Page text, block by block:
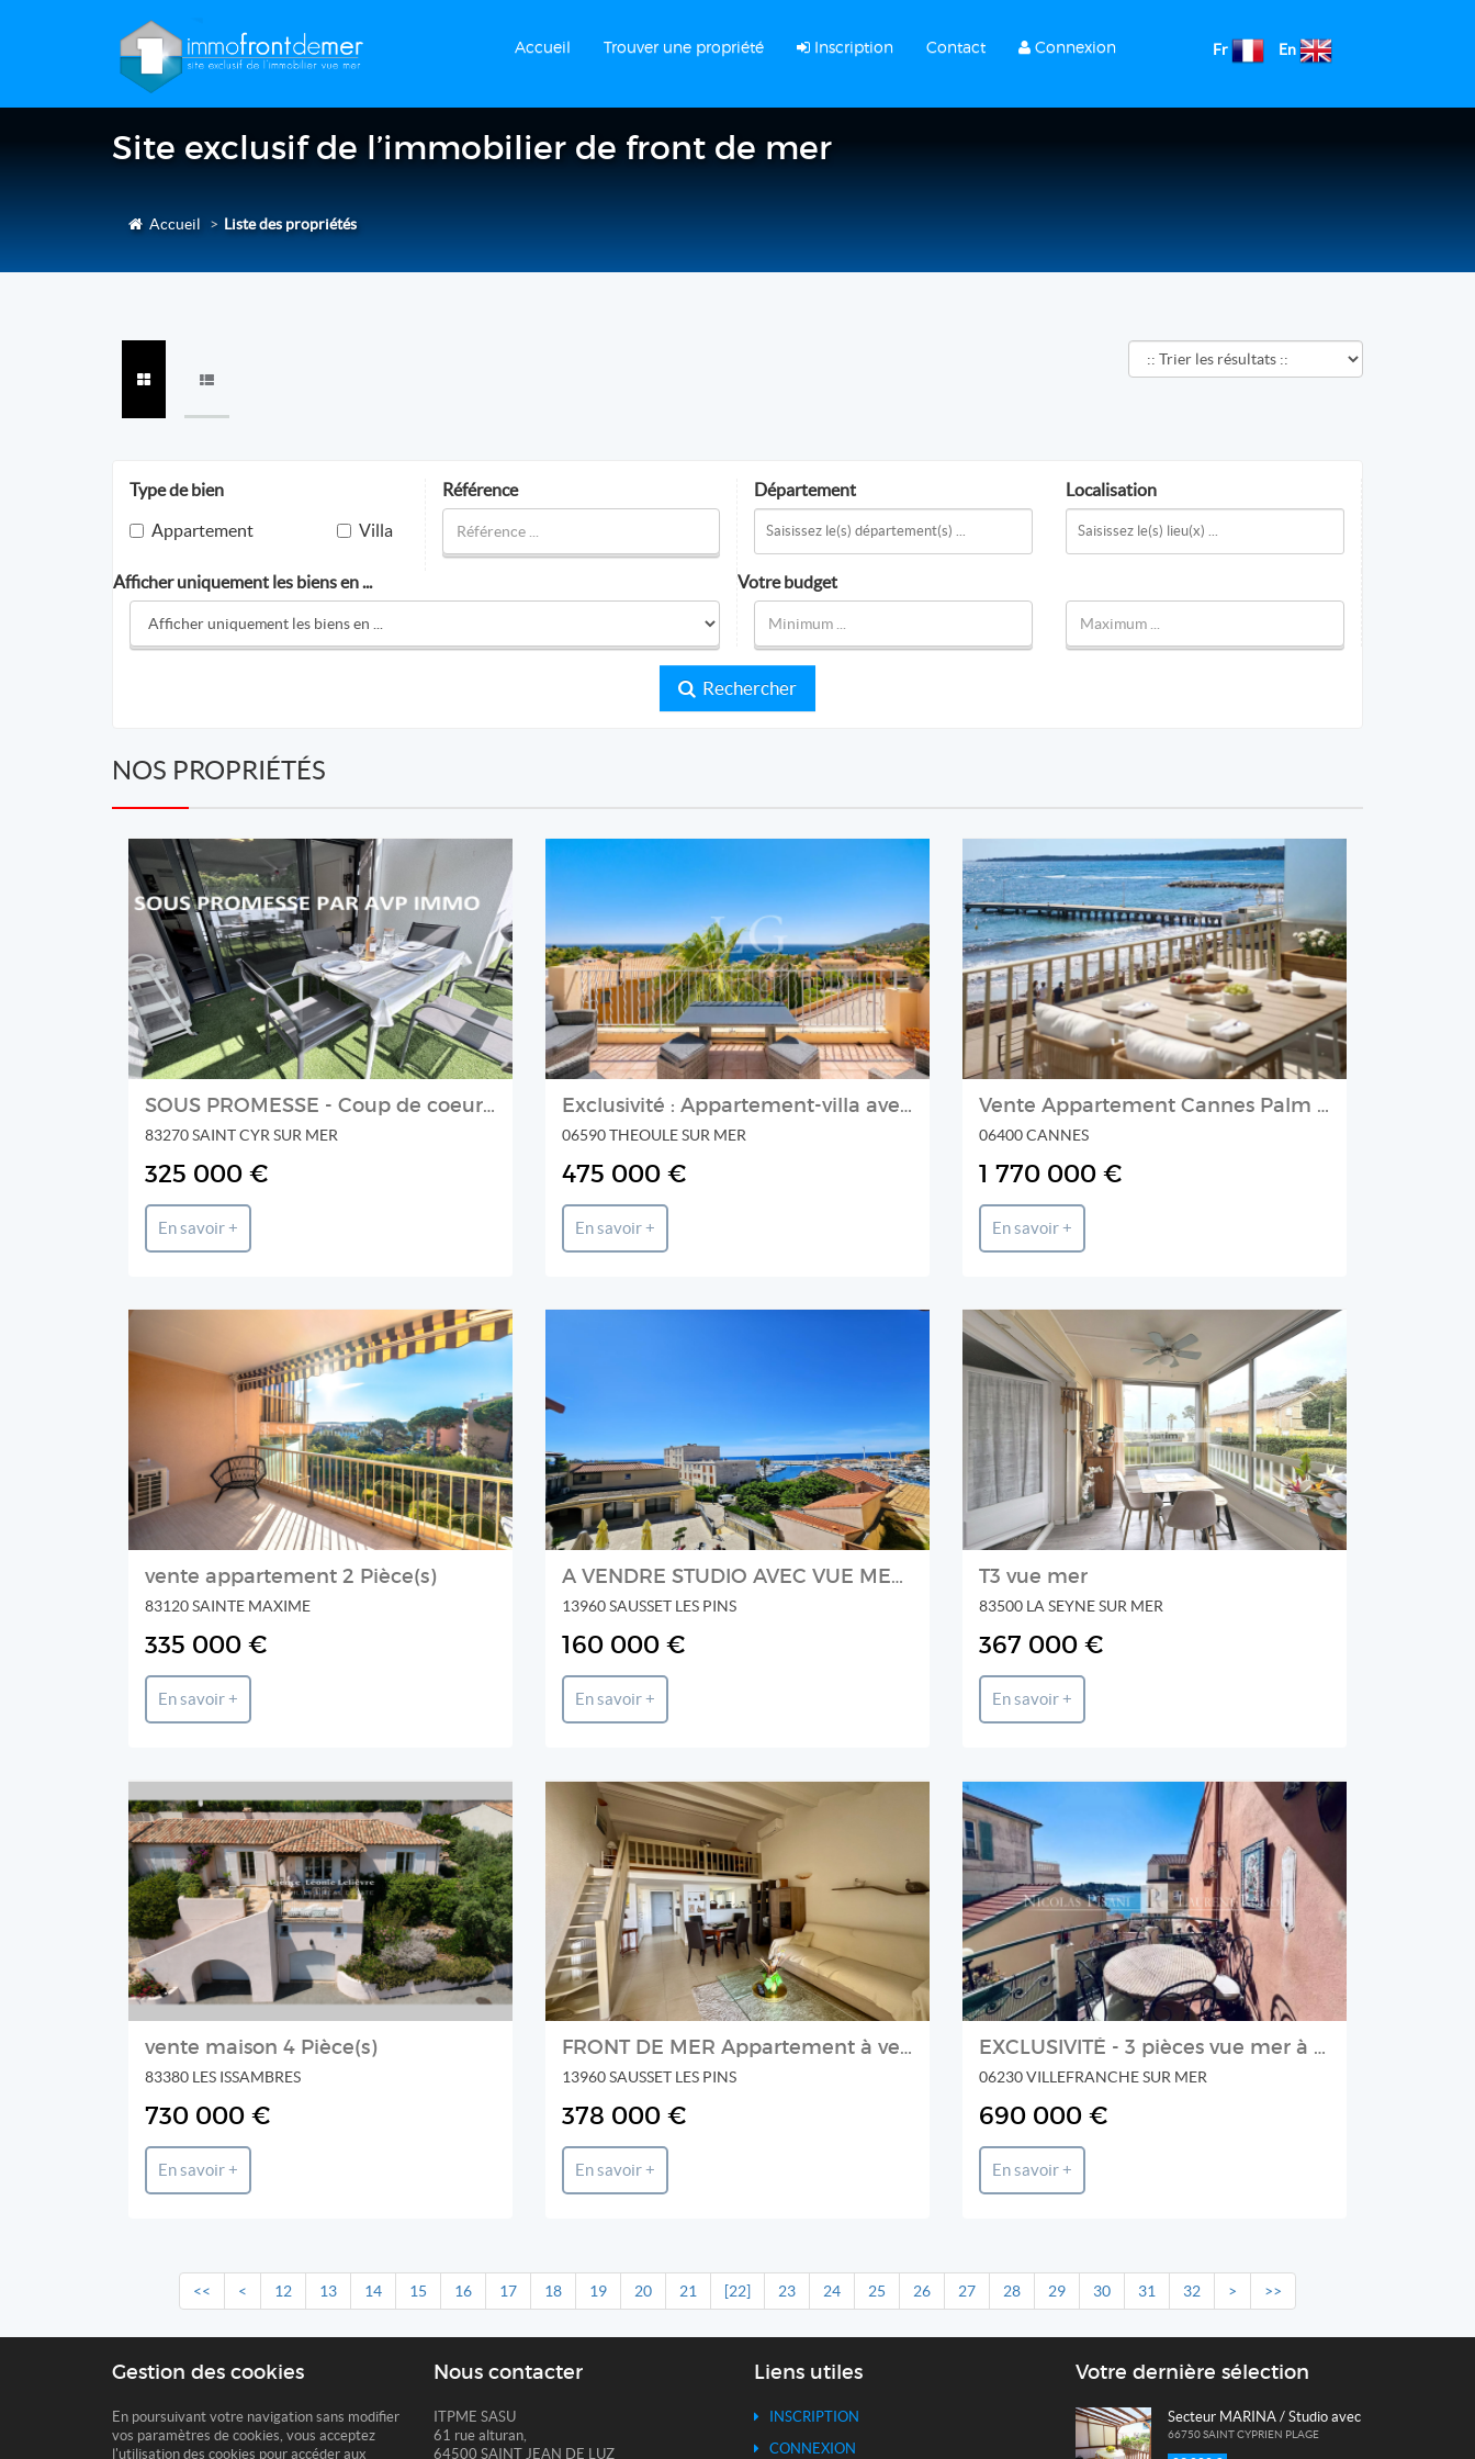
Accueil Trouver une propriété Inscription Contact Connexion Fr En
Site exclusif de l’immobilier de front de mer
Accueil Liste des propriétés
Type de bien
Appartement Villa
Référence Département Localisation
Afficher uniquement les biens en ... Votre budget
Rechercher
NOS PROPRIÉTÉS
AVP IMMO
SOUS PROMESSE - Coup de coeur : A VENDRE T2 dernier étage + p
83270 SAINT CYR SUR MER
325 000 €
En savoir +
LG PRESTIGE IMMOBILIER
Exclusivité : Appartement-villa avec vue mer panoramique à Théou
06590 THEOULE SUR MER
475 000 €
En savoir +
Fine & Country
Vente Appartement Cannes Palm Beach
06400 CANNES
1 770 000 €
En savoir +
STIL IMMOBILIER
vente appartement 2 Pièce(s)
83120 SAINTE MAXIME
335 000 €
En savoir +
A VENDRE STUDIO AVEC VUE MER DANS LE COEUR DU VILLAGE DE SAUSSET-LES-PINS
13960 SAUSSET LES PINS
160 000 €
En savoir +
T3 vue mer
83500 LA SEYNE SUR MER
367 000 €
En savoir +
Agence LEONIE LELIEVRE
vente maison 4 Pièce(s)
83380 LES ISSAMBRES
730 000 €
En savoir +
IMMOBILIÈRE DU FORUM
FRONT DE MER Appartement à vendre type T2 de 60 m2 et place de parking privative
13960 SAUSSET LES PINS
378 000 €
En savoir +
Bellevue Real Estate
EXCLUSIVITÉ - 3 pièces vue mer à vendre - vieille ville
06230 VILLEFRANCHE SUR MER
690 000 €
En savoir +
<< < 12 13 14 15 16 17 18 19 20 21 [22] 23 24 25 26 27 28 29 30 31 32 > >>
Gestion des cookies
En poursuivant votre navigation sans modifier
vos paramètres de cookies, vous acceptez
l'utilisation des cookies pour accéder aux
Nous contacter
ITPME SASU
61 rue alturan,
64500 SAINT JEAN DE LUZ
Liens utiles
INSCRIPTION
CONNEXION
Votre dernière sélection
Secteur MARINA / Studio avec mezzanine
66750 SAINT CYPRIEN PLAGE